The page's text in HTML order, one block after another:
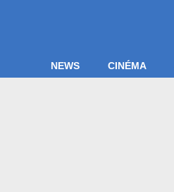
NEWS CINÉMA